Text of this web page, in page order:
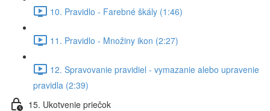
10. Pravidlo - Farebné škály (1:46)
11. Pravidlo - Množiny ikon (2:27)
12. Spravovanie pravidiel - vymazanie alebo upravenie
pravidla (2:39)
15. Ukotvenie priečok